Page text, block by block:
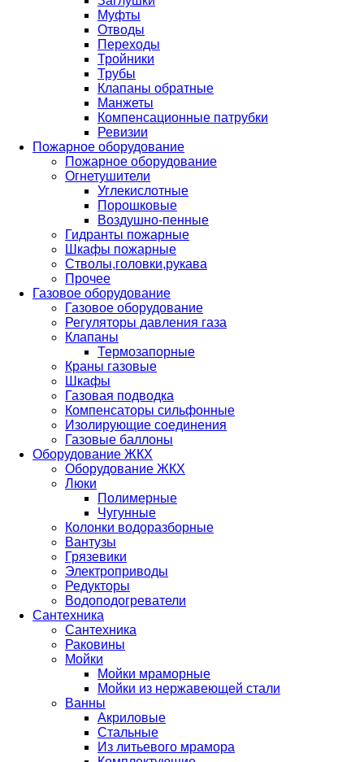
Муфты
Отводы
Переходы
Тройники
Трубы
Клапаны обратные
Манжеты
Компенсационные патрубки
Ревизии
Пожарное оборудование
Пожарное оборудование
Огнетушители
Углекислотные
Порошковые
Воздушно-пенные
Гидранты пожарные
Шкафы пожарные
Стволы,головки,рукава
Прочее
Газовое оборудование
Газовое оборудование
Регуляторы давления газа
Клапаны
Термозапорные
Краны газовые
Шкафы
Газовая подводка
Компенсаторы сильфонные
Изолирующие соединения
Газовые баллоны
Оборудование ЖКХ
Оборудование ЖКХ
Люки
Полимерные
Чугунные
Колонки водоразборные
Вантузы
Грязевики
Электроприводы
Редукторы
Водоподогреватели
Сантехника
Сантехника
Раковины
Мойки
Мойки мраморные
Мойки из нержавеющей стали
Ванны
Акриловые
Стальные
Из литьевого мрамора